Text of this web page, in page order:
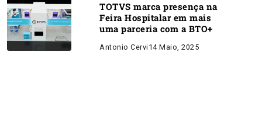
TOTVS marca presença na
Feira Hospitalar em mais
uma parceria com a BTO+
Antonio Cervi 14 Maio, 2025